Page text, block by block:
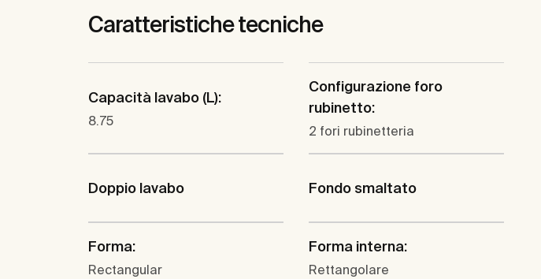
Caratteristiche tecniche
Capacità lavabo (L):
8.75
Configurazione foro
rubinetto:
2 fori rubinetteria
Doppio lavabo Fondo smaltato
Forma:
Rectangular
Forma interna:
Rettangolare